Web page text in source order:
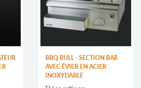
BBQ BULL - SECTION BAR
AVEC ÉVIER EN ACIER
INOXYDABLE